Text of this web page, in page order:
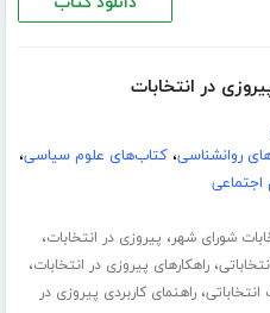
در انتخابات
روانشناسی،کتاب‌های علوم سیاسی،
شورای شهر، پیروزی در انتخابات،
،راهکارهای پیروزی در انتخابات،
انتخاباتی،راهنمای کاربردی پیروزی در